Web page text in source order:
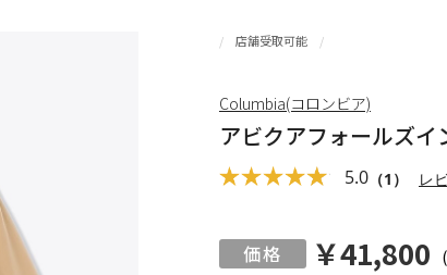
店舗受取可能
アビクアフォールズ
5.0 （1） レ
￥41,800
Columbia(コロンビア)